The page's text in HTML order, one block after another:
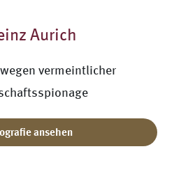
Aurich
vermeintlicher
ansehen